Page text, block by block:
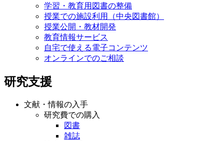
学習・教育用図書の整備
授業での施設利用（中央図書館）
授業公開・教材開発
教育情報サービス
自宅で使える電子コンテンツ
オンラインでのご相談
研究支援
文献・情報の入手
研究費での購入
図書
雑誌